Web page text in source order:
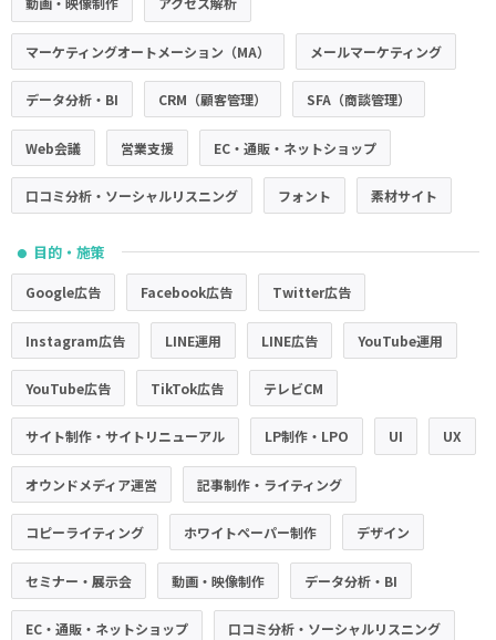
マーケティングオートメーション（MA） メールマーケティング
データ分析・BI CRM（顧客管理） SFA（商談管理）
Web会議 営業支援 EC・通販・ネットショップ
口コミ分析・ソーシャルリスニング フォント 素材サイト
● 目的・施策
Google広告 Facebook広告 Twitter広告
Instagram広告 LINE運用 LINE広告 YouTube運用
YouTube広告 TikTok広告 テレビCM
サイト制作・サイトリニューアル LP制作・LPO UI UX
オウンドメディア運営 記事制作・ライティング
コピーライティング ホワイトペーパー制作 デザイン
セミナー・展示会 動画・映像制作 データ分析・BI
EC・通販・ネットショップ 口コミ分析・ソーシャルリスニング